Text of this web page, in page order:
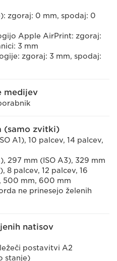
zgoraj: 0 mm, spodaj: 0
Apple AirPrint: zgoraj:
3 mm
zgoraj: 3 mm, spodaj:
medijev
(samo zvitki)
A1), 10 palcev, 14 palcev,
297 mm (ISO A3), 329 mm
8 palcev, 12 palcev, 16
500 mm, 600 mm
ne prinesejo želenih
natisov
postavitvi A2
stanje)